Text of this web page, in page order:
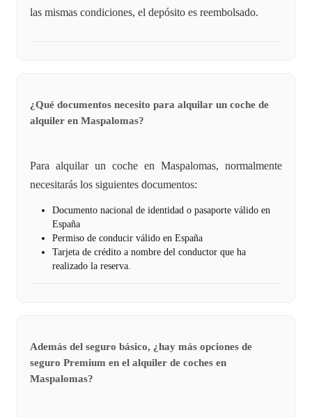
las mismas condiciones, el depósito es reembolsado.
¿Qué documentos necesito para alquilar un coche de
alquiler en Maspalomas?
Para alquilar un coche en Maspalomas, normalmente
necesitarás los siguientes documentos:
Documento nacional de identidad o pasaporte válido en
España
Permiso de conducir válido en España
Tarjeta de crédito a nombre del conductor que ha
realizado la reserva.
Además del seguro básico, ¿hay más opciones de
seguro Premium en el alquiler de coches en
Maspalomas?